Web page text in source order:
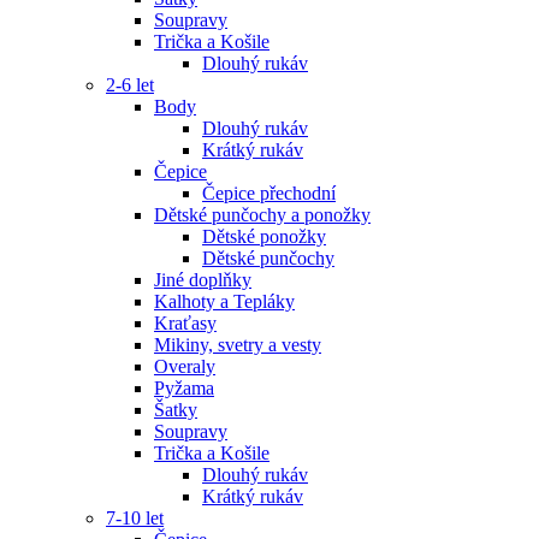
Soupravy
Trička a Košile
Dlouhý rukáv
2-6 let
Body
Dlouhý rukáv
Krátký rukáv
Čepice
Čepice přechodní
Dětské punčochy a ponožky
Dětské ponožky
Dětské punčochy
Jiné doplňky
Kalhoty a Tepláky
Kraťasy
Mikiny, svetry a vesty
Overaly
Pyžama
Šatky
Soupravy
Trička a Košile
Dlouhý rukáv
Krátký rukáv
7-10 let